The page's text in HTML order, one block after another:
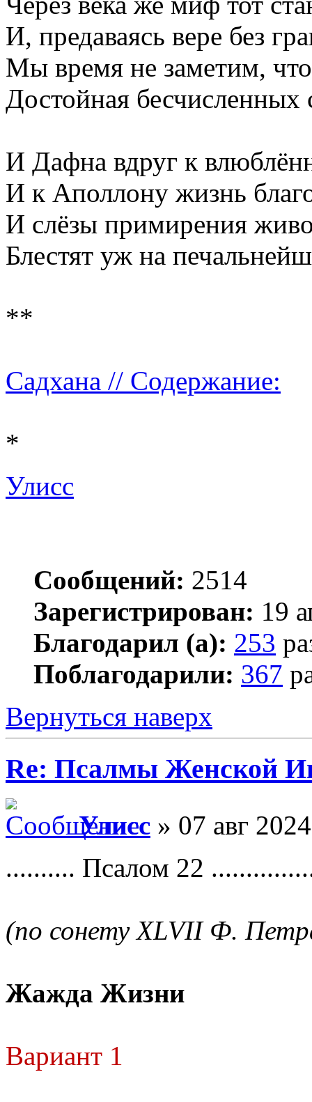
И, предаваясь вере без
Мы время не заметим, что
Достойная бесчисленных
И Дафна вдруг к
И к Аполлону жизнь
И слёзы примирения
Блестят уж на
**
Садхана // Содержание:
*
Улисс
Сообщений: 2514
Зарегистрирован: 19
Благодарил (а): 253
Поблагодарили: 367
Вернуться наверх
Re: Псалмы Женской
Улисс » 07 авг
.......... Псалом 22
(по сонету XLVII Ф.
Жажда Жизни
Вариант 1